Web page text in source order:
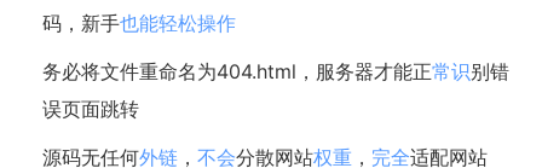
码，新手也能轻松操作
务必将文件重命名为404.html，服务器才能正常识别错
误页面跳转
源码无任何外链 ， 不会分散网站权重 ， 完全适配网站